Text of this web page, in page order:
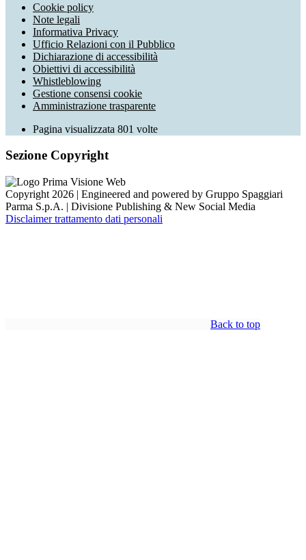
Cookie policy
Note legali
Informativa Privacy
Ufficio Relazioni con il Pubblico
Dichiarazione di accessibilità
Obiettivi di accessibilità
Whistleblowing
Gestione consensi cookie
Amministrazione trasparente
Pagina visualizzata 801 volte
Sezione Copyright
Copyright 2026 | Engineered and powered by Gruppo Spaggiari
Parma S.p.A. | Divisione Publishing & New Social Media
Disclaimer trattamento dati personali
Back to top